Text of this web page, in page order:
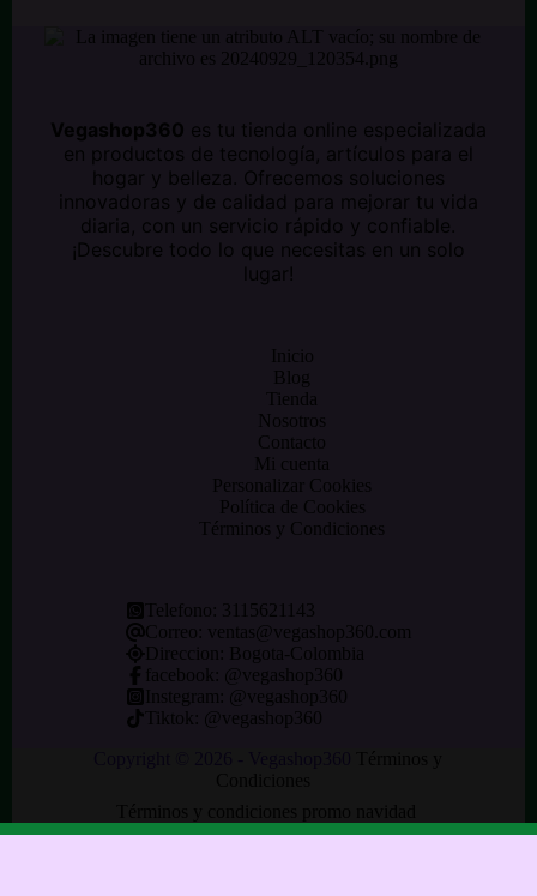
Vegashop360 es tu tienda online especializada
en productos de tecnología, artículos para el
hogar y belleza. Ofrecemos soluciones
innovadoras y de calidad para mejorar tu vida
diaria, con un servicio rápido y confiable.
¡Descubre todo lo que necesitas en un solo
lugar!
Inicio
Blog
Tienda
Nosotros
Contacto
Mi cuenta
Personalizar Cookies
Política de Cookies
Términos y Condiciones
Telefono:
3115621143
Correo: ventas@vegashop360.com
Direccion: Bogota-Colombia
facebook: @ vegashop360
Instegram: @vegashop360
Tiktok: @vegashop360